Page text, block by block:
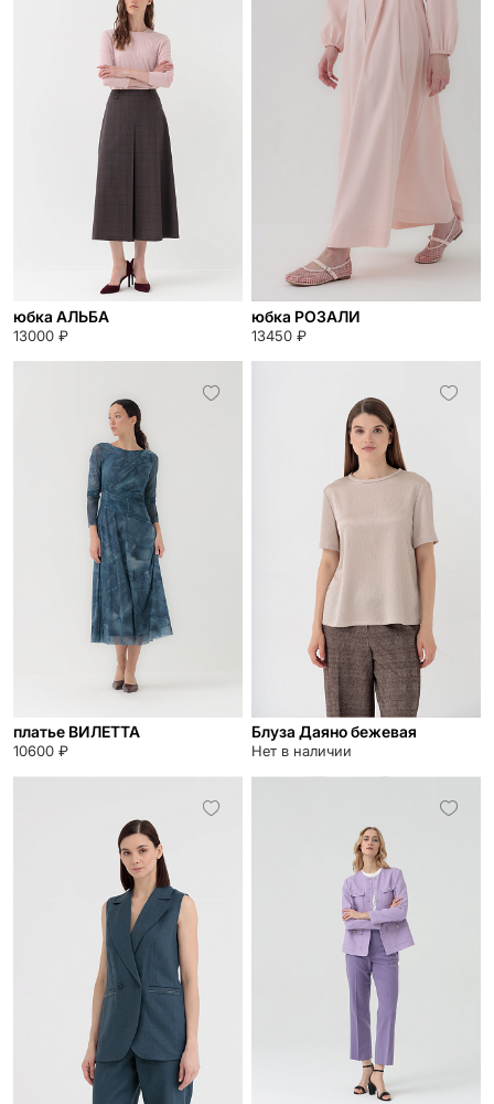
юбка АЛЬБА
13000 ₽
юбка РОЗАЛИ
13450 ₽
платье ВИЛЕТТА
10600 ₽
Блуза Даяно бежевая
Нет в наличии